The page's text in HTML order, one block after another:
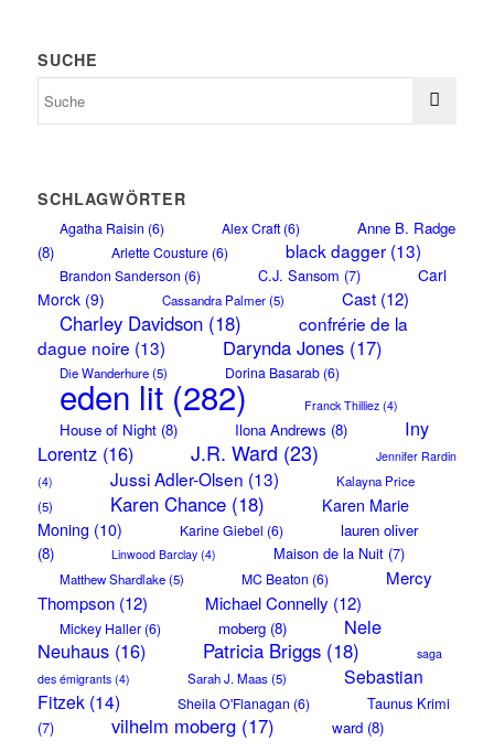
SUCHE
SCHLAGWÖRTER
Agatha Raisin (6) Alex Craft(6)
Anne B. Radge
(8)
Arlette Cousture(6) black dagger(13)
Brandon Sanderson (6) C.J. Sansom (7)
Carl
Morck(9) Cassandra Palmer(5) Cast(12)
Charley Davidson(18)
confrérie de la
dague noire (13) Darynda Jones(17)
Die Wanderhure(5) Dorina Basarab(6)
eden lit(282) Franck Thilliez(4)
House of Night(8) Ilona Andrews (8)
Iny
Lorentz(16) J.R. Ward (23)
Jennifer Rardin
(4)
Jussi Adler-Olsen (13)
Kalayna Price
(5)
Karen Chance(18)
Karen Marie
Moning (10) Karine Giebel (6)
lauren oliver
(8)
Linwood Barclay(4) Maison de la Nuit(7)
Matthew Shardlake(5) MC Beaton (6)
Mercy
Thompson(12) Michael Connelly (12)
Mickey Haller(6) moberg(8)
Nele
Neuhaus(16) Patricia Briggs(18)
saga
des émigrants(4) Sarah J. Maas(5)
Sebastian
Fitzek(14) Sheila O'Flanagan (6)
Taunus Krimi
(7)
vilhelm moberg(17) ward(8)